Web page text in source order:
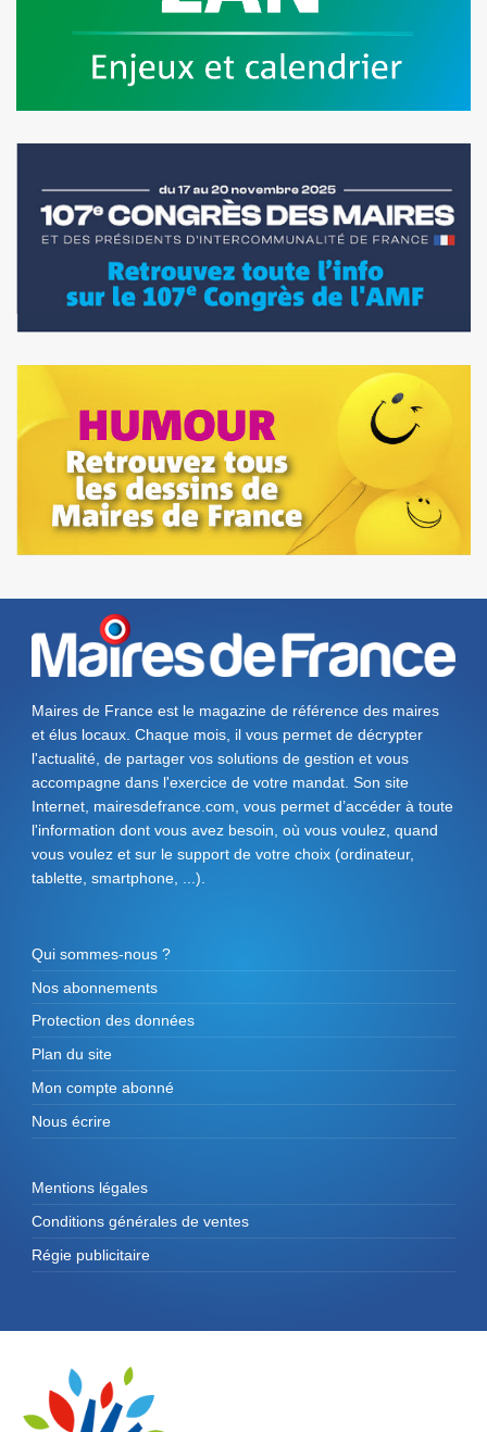
Maires de France est le magazine de référence des maires
et élus locaux. Chaque mois, il vous permet de décrypter
l'actualité, de partager vos solutions de gestion et vous
accompagne dans l'exercice de votre mandat. Son site
Internet, mairesdefrance.com, vous permet d’accéder à toute
l'information dont vous avez besoin, où vous voulez, quand
vous voulez et sur le support de votre choix (ordinateur,
tablette, smartphone, ...).
Qui sommes-nous ?
Nos abonnements
Protection des données
Plan du site
Mon compte abonné
Nous écrire
Mentions légales
Conditions générales de ventes
Régie publicitaire